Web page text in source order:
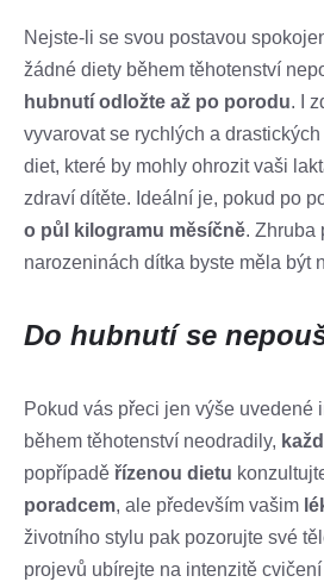
Nejste-li se svou postavou
žádné diety během těhotenství
hubnutí odložte až po porodu. I
vyvarovat se rychlých a
diet, které by mohly ohrozit vaši
zdraví dítěte. Ideální je, pokud po
o půl kilogramu měsíčně. Zhruba
narozeninách dítka byste měla být
Do hubnutí se
Pokud vás přeci jen výše uvedené
během těhotenství neodradily,
popřípadě řízenou dietu
poradcem, ale především vašim
životního stylu pak pozorujte své
projevů ubírejte na intenzitě